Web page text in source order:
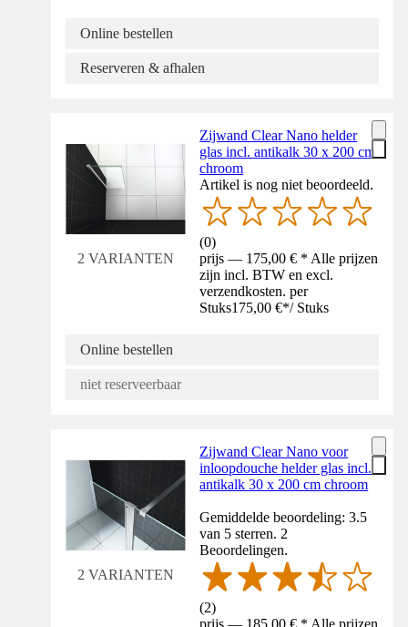
Online bestellen
Reserveren & afhalen
2 VARIANTEN
Zijwand Clear Nano helder
glas incl. antikalk 30 x 200 cm
chroom
Artikel is nog niet beoordeeld.
(0)
prijs — 175,00 € * Alle prijzen
zijn incl. BTW en excl.
verzendkosten. per
Stuks175,00 €*/ Stuks
Online bestellen
niet reserveerbaar
2 VARIANTEN
Zijwand Clear Nano voor
inloopdouche helder glas incl.
antikalk 30 x 200 cm chroom
Gemiddelde beoordeling: 3.5
van 5 sterren. 2
Beoordelingen.
(2)
prijs — 185,00 € * Alle prijzen